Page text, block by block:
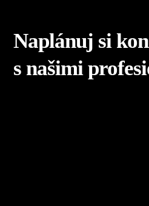
Naplánuj si
s našimi